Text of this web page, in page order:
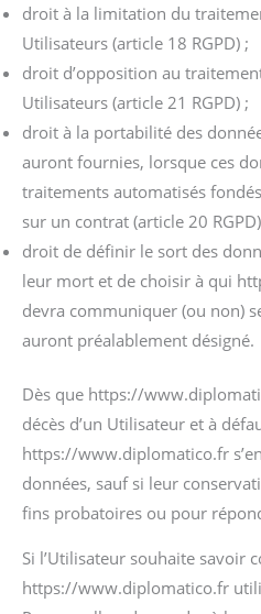
droit à la limitation du
Utilisateurs (article 18 RGPD) ;
droit d’opposition au
Utilisateurs (article 21 RGPD) ;
droit à la portabilité des
auront fournies, lorsque ces
traitements automatisés
sur un contrat (article 20
droit de définir le sort des
leur mort et de choisir à qui
devra communiquer (ou non)
auront préalablement désigné.
Dès que https://
décès d’un Utilisateur et à
https://www.diplomatico.fr
données, sauf si leur
fins probatoires ou pour
Si l’Utilisateur souhaite savoir
https://www.diplomatico.fr